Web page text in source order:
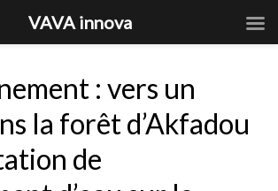
: vers un
la forêt d’Akfadou
de
VAVA innova